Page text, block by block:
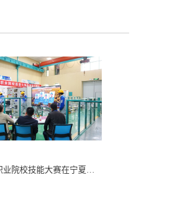
2026年全区职业院校技能大赛在宁夏职业技术学院开赛